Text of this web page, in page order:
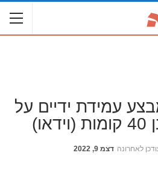
עמידת ידיים על
לאחרונה דצמ 9, 2022